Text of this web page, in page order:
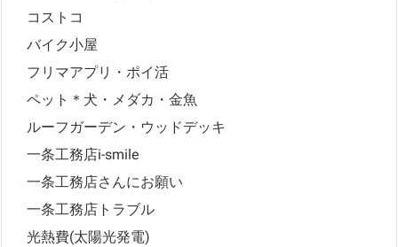
コストコ
バイク小屋
フリマアプリ・ポイ活
ペット＊犬・メダカ・金魚
ルーフガーデン・ウッドデッキ
一条工務店i-smile
一条工務店さんにお願い
一条工務店トラブル
光熱費(太陽光発電)